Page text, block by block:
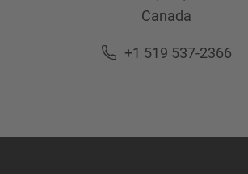
Canada
+1 519 537-2366